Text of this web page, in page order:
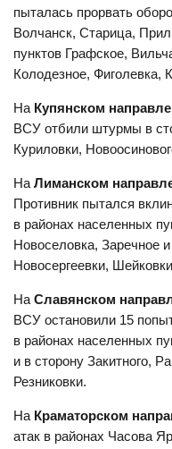
пыталась прорвать
Волчанск, Старица,
пунктов Графское,
Колодезное, Фиголевка,
На Купянском
ВСУ отбили штурмы в
Куриловки,
На Лиманском
Противник пытался
в районах населенных
Новоселовка, Заречное
Новосергеевки,
На Славянском
ВСУ остановили 15
в районах населенных
и в сторону Закитного,
Резниковки.
На Краматорском
атак в районах Часова